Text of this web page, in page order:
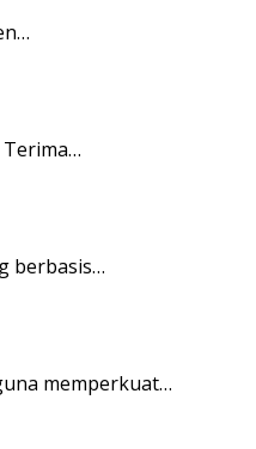
Terima…
berbasis…
memperkuat…